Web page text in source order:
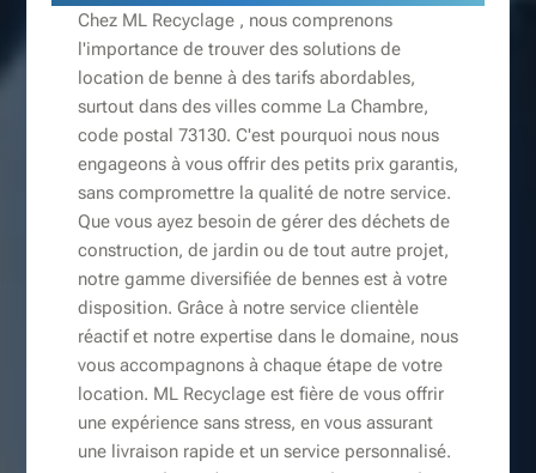
Chez ML Recyclage , nous comprenons
l'importance de trouver des solutions de
location de benne à des tarifs abordables,
surtout dans des villes comme La Chambre,
code postal 73130. C'est pourquoi nous nous
engageons à vous offrir des petits prix garantis,
sans compromettre la qualité de notre service.
Que vous ayez besoin de gérer des déchets de
construction, de jardin ou de tout autre projet,
notre gamme diversifiée de bennes est à votre
disposition. Grâce à notre service clientèle
réactif et notre expertise dans le domaine, nous
vous accompagnons à chaque étape de votre
location. ML Recyclage est fière de vous offrir
une expérience sans stress, en vous assurant
une livraison rapide et un service personnalisé.